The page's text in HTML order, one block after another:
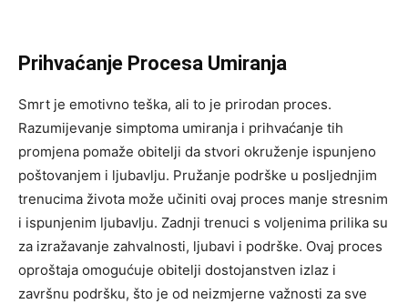
Prihvaćanje Procesa Umiranja
Smrt je emotivno teška, ali to je prirodan proces.
Razumijevanje simptoma umiranja i prihvaćanje tih
promjena pomaže obitelji da stvori okruženje ispunjeno
poštovanjem i ljubavlju. Pružanje podrške u posljednjim
trenucima života može učiniti ovaj proces manje stresnim
i ispunjenim ljubavlju. Zadnji trenuci s voljenima prilika su
za izražavanje zahvalnosti, ljubavi i podrške. Ovaj proces
oproštaja omogućuje obitelji dostojanstven izlaz i
završnu podršku, što je od neizmjerne važnosti za sve